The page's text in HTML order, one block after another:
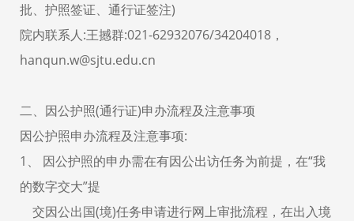
批、护照签证、通行证签注)
院内联系人:王撼群:021-62932076/34204018，
hanqun.w@sjtu.edu.cn
二、因公护照(通行证)申办流程及注意事项
因公护照申办流程及注意事项:
1、 因公护照的申办需在有因公出访任务为前提，在“我
的数字交大”提
交因公出国(境)任务申请进行网上审批流程，在出入境